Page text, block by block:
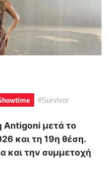
#Survivor
Antigoni μετά το
και τη 19η θέση.
και την συμμετοχή